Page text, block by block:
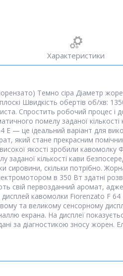
Характеристики
Темно сіра Діаметр
Швидкість обертів об/хв:
Спростить робочий процес і
помелу заданої кількості
E — це ідеальний варіант для
який стане прекрасним
якості зробили
кількості кави
сировини, скільки потрібно.
в 350 Вт здатні
свій первозданний аромат,
кавомолки Fiorenzato F
та великому сенсорному
екрана. На дисплеї
за діагностикою зносу